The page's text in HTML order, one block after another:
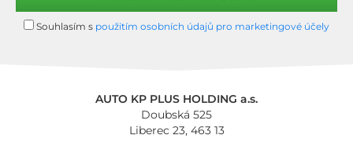
Souhlasím s použitím osobních údajů pro marketingové účely
AUTO KP PLUS HOLDING a.s.
Doubská 525
Liberec 23, 463 13